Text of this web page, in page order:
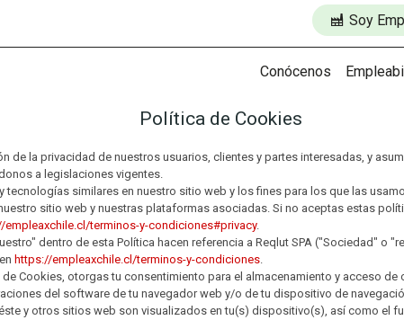
Soy
Conócenos
Política de Cookies
de la privacidad de nuestros usuarios, clientes y partes interesadas, y
a legislaciones vigentes.
similares en nuestro sitio web y los fines para los que las
sitio web y nuestras plataformas asociadas. Si no aceptas estas
empleaxchile.cl/terminos-y-condiciones#privacy.
dentro de esta Política hacen referencia a Reqlut SPA ("Sociedad" o
https://empleaxchile.cl/terminos-y-condiciones.
Cookies, otorgas tu consentimiento para el almacenamiento y acceso
del software de tu navegador web y/o de tu dispositivo de
y otros sitios web son visualizados en tu(s) dispositivo(s), así como el